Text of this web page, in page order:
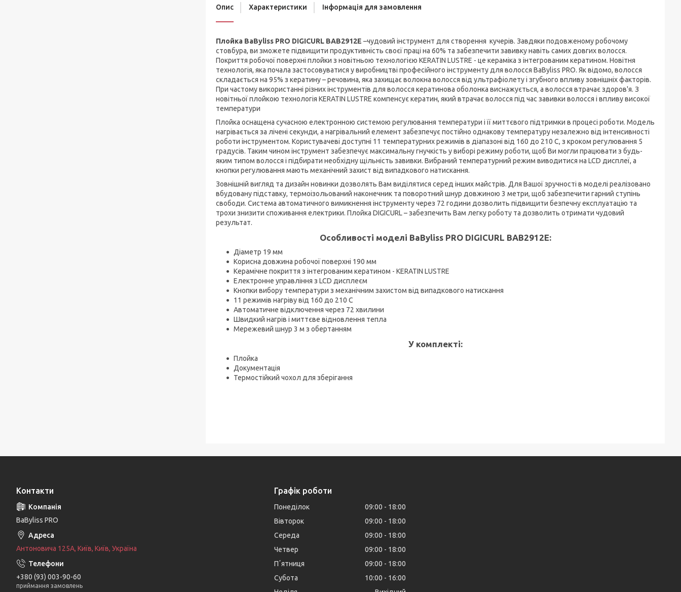
Опис Характеристики Інформація для замовлення
Плойка BaByliss PRO DIGICURL BAB2912E –чудовий інструмент для створення кучерів. Завдяки подовженому робочому
стовбура, ви зможете підвищити продуктивність своєї праці на 60% та забезпечити завивку навіть самих довгих волосся.
Покриття робочої поверхні плойки з новітньою технологією KERATIN LUSTRE - це кераміка з інтегрованим кератином. Новітня
технологія, яка почала застосовуватися у виробництві професійного інструменту для волосся BaByliss PRO. Як відомо, волосся
складається на 95% з кератину – речовина, яка захищає волокна волосся від ультрафіолету і згубного впливу зовнішніх факторів.
При частому використанні різних інструментів для волосся кератинова оболонка виснажується, а волосся втрачає здоров'я. З
новітньої плойкою технологія KERATIN LUSTRE компенсує кератин, який втрачає волосся під час завивки волосся і впливу високої
температури
Плойка оснащена сучасною електронною системою регулювання температури і її миттєвого підтримки в процесі роботи. Модель
нагрівається за лічені секунди, а нагрівальний елемент забезпечує постійно однакову температуру незалежно від інтенсивності
роботи інструментом. Користувачеві доступні 11 температурних режимів в діапазоні від 160 до 210 C, з кроком регулювання 5
градусів. Таким чином інструмент забезпечує максимальну гнучкість у виборі режиму роботи, щоб Ви могли працювати з будь-
яким типом волосся і підбирати необхідну щільність завивки. Вибраний температурний режим виводитися на LCD дисплеї, а
кнопки регулювання мають механічний захист від випадкового натискання.
Зовнішній вигляд та дизайн новинки дозволять Вам виділятися серед інших майстрів. Для Вашої зручності в моделі реалізовано
вбудовану підставку, термоізольований наконечник та поворотний шнур довжиною 3 метри, щоб забезпечити гарний ступінь
свободи. Система автоматичного вимикнення інструменту через 72 години дозволить підвищити безпечну експлуатацію та
трохи знизити споживання електрики. Плойка DIGICURL – забезпечить Вам легку роботу та дозволить отримати чудовий
результат.
Особливості моделі BaByliss PRO DIGICURL BAB2912E:
Діаметр 19 мм
Корисна довжина робочої поверхні 190 мм
Керамічне покриття з інтегрованим кератином - KERATIN LUSTRE
Електронне управління з LCD дисплеєм
Кнопки вибору температури з механічним захистом від випадкового натискання
11 режимів нагріву від 160 до 210 C
Автоматичне відключення через 72 хвилини
Швидкий нагрів і миттєве відновлення тепла
Мережевий шнур 3 м з обертанням
У комплекті:
Плойка
Документація
Термостійкий чохол для зберігання
Контакти
BaByliss PRO
Антоновича 125А, Київ, Київ, Україна
+380 (93) 003-90-60
приймання замовлень
Графік роботи
Понеділок 09:00
18:00
Вівторок
09:00
18:00
Середа
09:00
18:00
Четвер
09:00
18:00
Пʼятниця
09:00
18:00
Субота
10:00
16:00